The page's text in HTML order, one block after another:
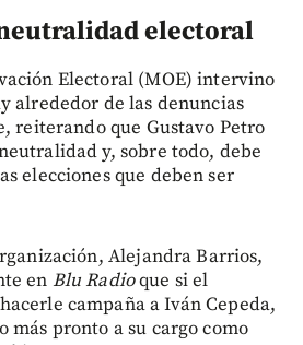
electoral
Electoral (MOE) intervino
alrededor de las denuncias
reiterando que Gustavo Petro
y, sobre todo, debe
elecciones que deben ser
Alejandra Barrios,
en Blu Radioque si el
campaña a Iván Cepeda,
pronto a su cargo como